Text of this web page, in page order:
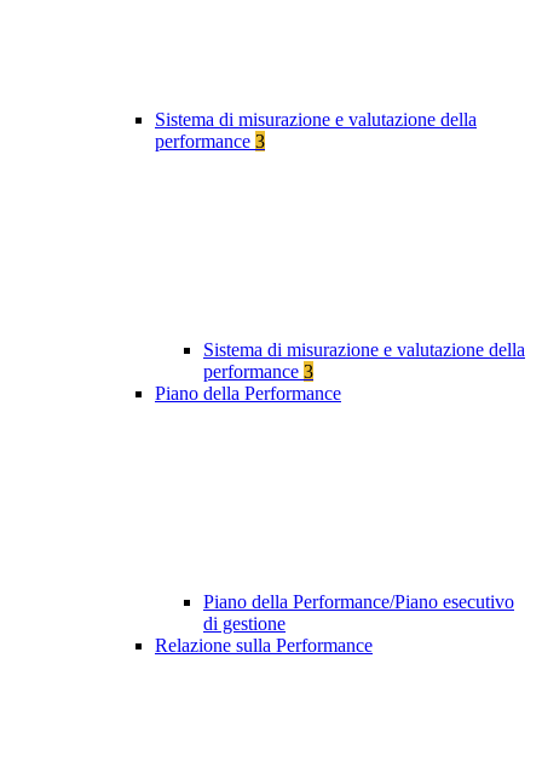
Sistema di misurazione e valutazione della
performance 3
Sistema di misurazione e valutazione della
performance 3
Piano della Performance
Piano della Performance/Piano esecutivo
di gestione
Relazione sulla Performance